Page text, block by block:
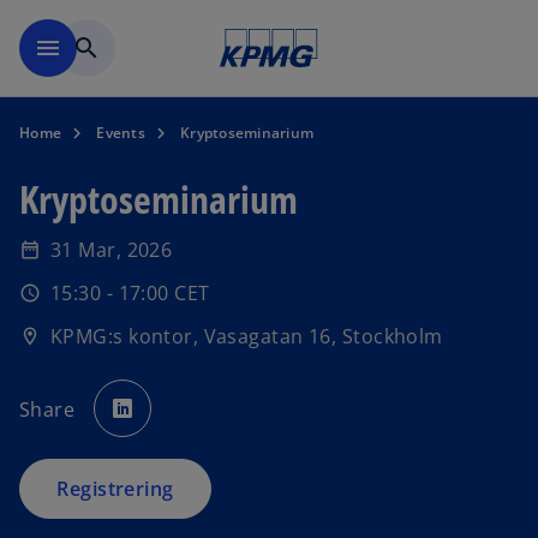
menu search
Home Events Kryptoseminarium
Kryptoseminarium
date_range 31 Mar, 2026
schedule 15:30 - 17:00 CET
location_on KPMG:s kontor, Vasagatan 16, Stockholm
Share p
e
i
a
n
e
Registrering
o
e
n
s
i
n
a
n